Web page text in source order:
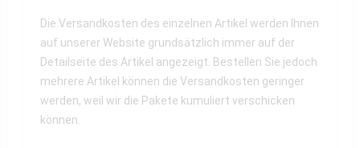
Die Versandkosten des einzelnen Artikel werden Ihnen
auf unserer Website grundsätzlich immer auf der
Detailseite des Artikel angezeigt. Bestellen Sie jedoch
mehrere Artikel können die Versandkosten geringer
werden, weil wir die Pakete kumuliert verschicken
können.